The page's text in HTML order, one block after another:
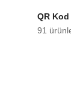
QR Kod
91